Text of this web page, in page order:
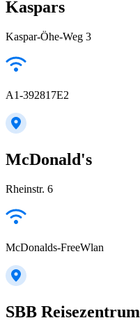
Kaspars
Kaspar-Öhe-Weg 3
A1-392817E2
McDonald's
Rheinstr. 6
McDonalds-FreeWlan
SBB Reisezentrum